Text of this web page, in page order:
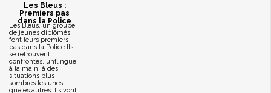
Les Bleus :
Premiers pas
dans la Police
Les Bleus, un groupe
de jeunes diplômés
font leurs premiers
pas dans la Police.Ils
se retrouvent
confrontés, unflingue
à la main, à des
situations plus
sombres les unes
queles autres. Ils vont